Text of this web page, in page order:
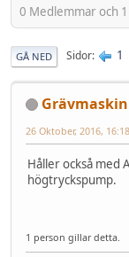
0 Medlemmar och
GÅ NED Sidor 1
26 Oktober, 2016,
Håller också med
högtryckspump.
1 person gillar detta.